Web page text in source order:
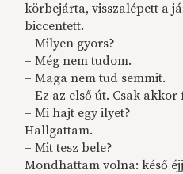
körbejárta, visszalépett a
biccentett.
– Milyen gyors?
– Még nem tudom.
– Maga nem tud semmit.
– Ez az első út. Csak
– Mi hajt egy ilyet?
Hallgattam.
– Mit tesz bele?
Mondhattam volna: késő